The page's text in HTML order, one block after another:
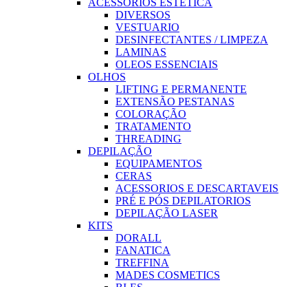
DIVERSOS
VESTUARIO
DESINFECTANTES / LIMPEZA
LAMINAS
OLEOS ESSENCIAIS
OLHOS
LIFTING E PERMANENTE
EXTENSÃO PESTANAS
COLORAÇÃO
TRATAMENTO
THREADING
DEPILAÇÃO
EQUIPAMENTOS
CERAS
ACESSORIOS E DESCARTAVEIS
PRÉ E PÓS DEPILATORIOS
DEPILAÇÃO LASER
KITS
DORALL
FANATICA
TREFFINA
MADES COSMETICS